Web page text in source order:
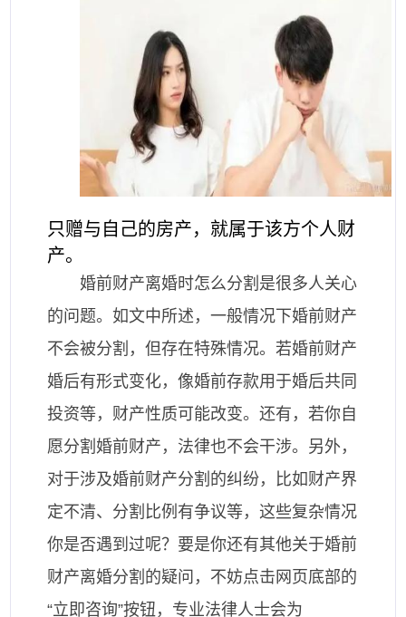
只赠与自己的房产，就属于该方个人财
产。
婚前财产离婚时怎么分割是很多人关心
的问题。如文中所述，一般情况下婚前财产
不会被分割，但存在特殊情况。若婚前财产
婚后有形式变化，像婚前存款用于婚后共同
投资等，财产性质可能改变。还有，若你自
愿分割婚前财产，法律也不会干涉。另外，
对于涉及婚前财产分割的纠纷，比如财产界
定不清、分割比例有争议等，这些复杂情况
你是否遇到过呢？要是你还有其他关于婚前
财产离婚分割的疑问，不妨点击网页底部的
“立即咨询”按钮，专业法律人士会为